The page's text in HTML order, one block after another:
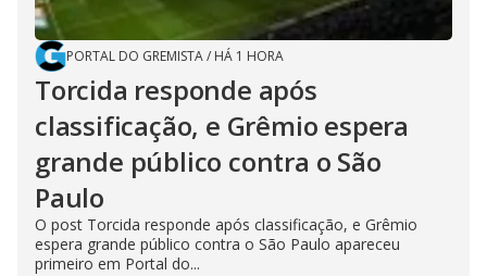
PORTAL DO GREMISTA/ HÁ 1 HORA
Torcida responde após
classificação, e Grêmio espera
grande público contra o São
Paulo
O post Torcida responde após classificação, e Grêmio
espera grande público contra o São Paulo apareceu
primeiro em Portal do...